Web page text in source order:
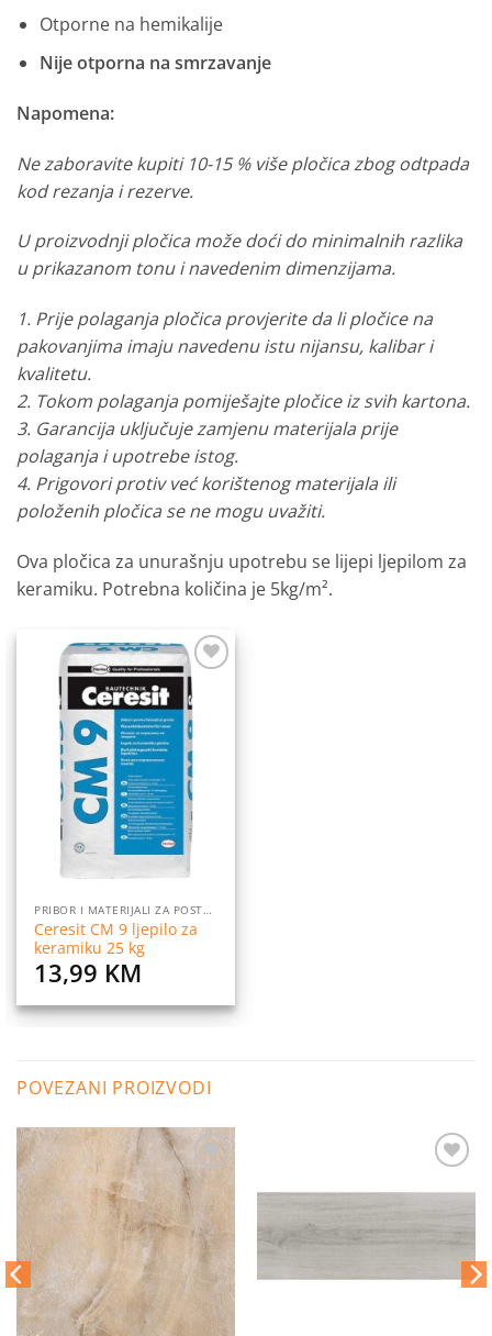
Otporne na hemikalije
Nije otporna na smrzavanje
Napomena:
Ne zaboravite kupiti 10-15 % više pločica zbog odtpada
kod rezanja i rezerve.
U proizvodnji pločica može doći do minimalnih razlika
u prikazanom tonu i navedenim dimenzijama.
1. Prije polaganja pločica provjerite da li pločice na
pakovanjima imaju navedenu istu nijansu, kalibar i
kvalitetu.
2. Tokom polaganja pomiješajte pločice iz svih kartona.
3. Garancija uključuje zamjenu materijala prije
polaganja i upotrebe istog.
4. Prigovori protiv već korištenog materijala ili
položenih pločica se ne mogu uvažiti.
Ova pločica za unurašnju upotrebu se lijepi ljepilom za
keramiku. Potrebna količina je 5kg/m².
Dodaj
želja
PRIBOR I MATERIJALI ZA POSTAVLJANJE PLOČICA
Ceresit CM 9 ljepilo za
keramiku 25 kg
13,99 KM
POVEZANI PROIZVODI
listu
želja
na
želja